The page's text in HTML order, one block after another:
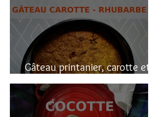
Gâteau printanier, carotte et
rhubarbe